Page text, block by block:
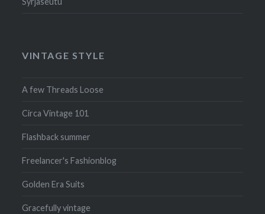
VINTAGE STYLE
A few Threads Loose
Circa Vintage 101
Flashback summer
Freelancer's Fashionblog
Golden Era Suits
Gracefully vintage